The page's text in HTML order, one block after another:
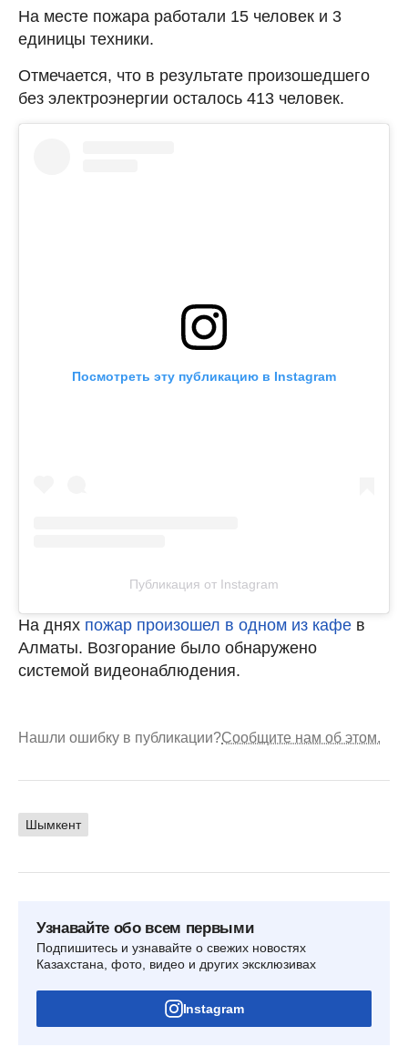
На месте пожара работали 15 человек и 3
единицы техники.
Отмечается, что в результате произошедшего
без электроэнергии осталось 413 человек.
Посмотреть эту публикацию в Instagram
Публикация от Instagram
На днях пожар произошел в одном из кафе в
Алматы. Возгорание было обнаружено
системой видеонаблюдения.
Нашли ошибку в публикации?Сообщите нам об этом.
Шымкент
Узнавайте обо всем первыми
Подпишитесь и узнавайте о свежих новостях
Казахстана, фото, видео и других эксклюзивах
Instagram